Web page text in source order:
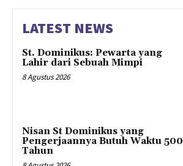
LATEST NEWS
St. Dominikus: Pewarta yang
Lahir dari Sebuah Mimpi
8 Agustus 2026
Nisan St Dominikus yang
Pengerjaannya Butuh Waktu 500
Tahun